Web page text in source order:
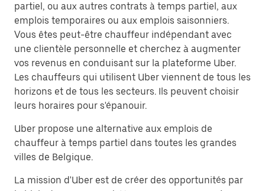
partiel, ou aux autres contrats à temps partiel, aux
emplois temporaires ou aux emplois saisonniers.
Vous êtes peut-être chauffeur indépendant avec
une clientèle personnelle et cherchez à augmenter
vos revenus en conduisant sur la plateforme Uber.
Les chauffeurs qui utilisent Uber viennent de tous les
horizons et de tous les secteurs. Ils peuvent choisir
leurs horaires pour s'épanouir.
Uber propose une alternative aux emplois de
chauffeur à temps partiel dans toutes les grandes
villes de Belgique.
La mission d'Uber est de créer des opportunités par